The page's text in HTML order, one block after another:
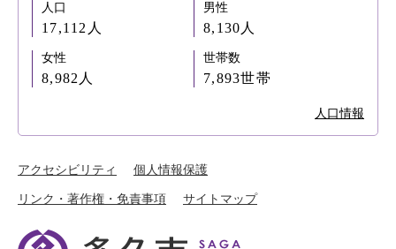
人口
17,112人
男性
8,130人
女性
8,982人
世帯数
7,893世帯
人口情報
アクセシビリティ 個人情報保護
リンク・著作権・免責事項 サイトマップ